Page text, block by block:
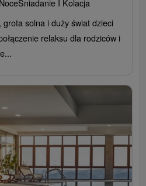
Śniadanie I Kolacja
solna i duży świat dzieci
relaksu dla rodziców i